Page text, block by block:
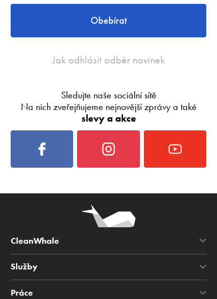
Obebírat
Jak odhlásit odběr novinek
Sledujte naše sociální sítě
Na nich zveřejňujeme nejnovější zprávy a také
slevy a akce
CleanWhale
Služby
Práce